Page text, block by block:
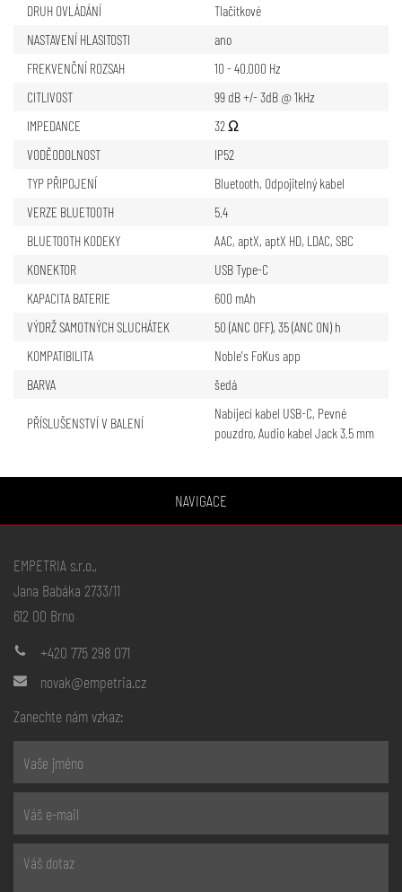
DRUH OVLÁDÁNÍ
Tlačítkové
NASTAVENÍ HLASITOSTI
ano
FREKVENČNÍ ROZSAH
10 - 40.000 Hz
CITLIVOST
99 dB +/- 3dB @ 1kHz
IMPEDANCE
32 Ω
VODĚODOLNOST
IP52
TYP PŘIPOJENÍ
Bluetooth, Odpojitelný kabel
VERZE BLUETOOTH
5.4
BLUETOOTH KODEKY
AAC, aptX, aptX HD, LDAC, SBC
KONEKTOR
USB Type-C
KAPACITA BATERIE
600 mAh
VÝDRŽ SAMOTNÝCH SLUCHÁTEK
50 (ANC OFF), 35 (ANC ON) h
KOMPATIBILITA
Noble's FoKus app
BARVA
šedá
PŘÍSLUŠENSTVÍ V BALENÍ
Nabíjecí kabel USB-C, Pevné
pouzdro, Audio kabel Jack 3.5 mm
NAVIGACE
EMPETRIA s.r.o.,
Jana Babáka 2733/11
612 00 Brno
+420 775 298 071
novak@empetria.cz
Zanechte nám vzkaz: